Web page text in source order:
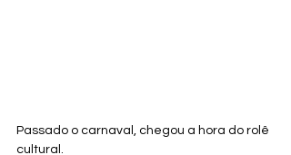
Passado o carnaval, chegou a hora do rolê
cultural.